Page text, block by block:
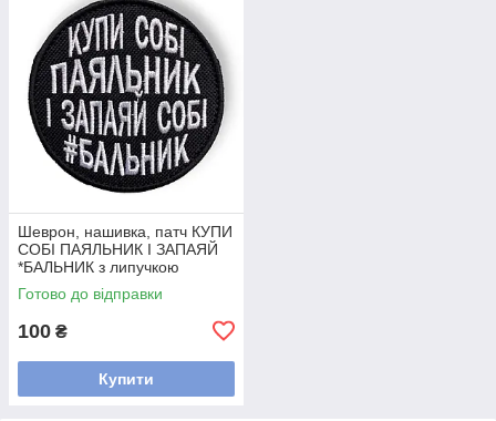
Шеврон, нашивка, патч КУПИ
СОБІ ПАЯЛЬНИК І ЗАПАЯЙ
*БАЛЬНИК з липучкою
Готово до відправки
100 ₴
Купити